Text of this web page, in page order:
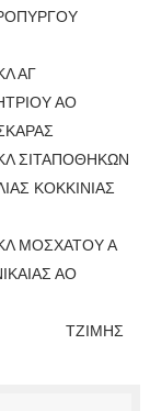
ΑΓ
ΑΟ
ΣΙΤΑΠΟΘΗΚΩΝ
ΚΟΚΚΙΝΙΑΣ
ΜΟΣΧΑΤΟΥ Α
ΑΟ
ΤΖΙΜΗΣ